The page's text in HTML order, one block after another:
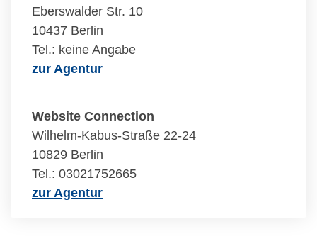
Eberswalder Str. 10
10437 Berlin
Tel.: keine Angabe
zur Agentur
Website Connection
Wilhelm-Kabus-Straße 22-24
10829 Berlin
Tel.: 03021752665
zur Agentur